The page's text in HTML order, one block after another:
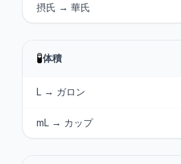
摂氏 → 華氏
🧪体積
L → ガロン
mL → カップ